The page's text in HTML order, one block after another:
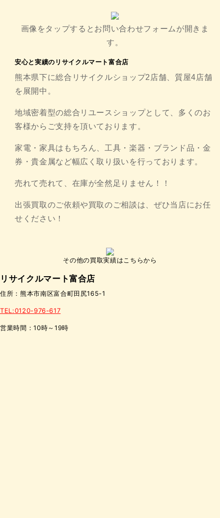
画像をタップするとお問い合わせフォームが開きま
す。
安心と実績のリサイクルマート富合店
熊本県下に総合リサイクルショップ2店舗、質屋4店舗
を展開中。
地域密着型の総合リユースショップとして、多くのお
客様からご支持を頂いております。
家電・家具はもちろん、工具・楽器・ブランド品・金
券・貴金属など幅広く取り扱いを行っております。
売れて売れて、在庫が全然足りません！！
出張買取のご依頼や買取のご相談は、ぜひ当店にお任
せください！
その他の買取実績はこちらから
リサイクルマート富合店
住所：熊本市南区富合町田尻165-1
TEL:0120-976-617
営業時間：10時～19時